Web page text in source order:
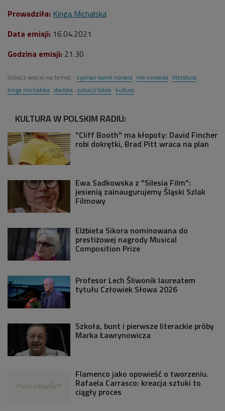
Prowadziła: Kinga Michalska
Data emisji: 16.04.2021
Godzina emisji: 21.30
Zobacz więcej na temat: cyprian kamil norwid rok norwida literatura
kinga michalska dwójka zobacz także kultura
KULTURA W POLSKIM RADIU:
"Cliff Booth" ma kłopoty: David Fincher
robi dokrętki, Brad Pitt wraca na plan
Ewa Sadkowska z "Silesia Film":
jesienią zainaugurujemy Śląski Szlak
Filmowy
Elżbieta Sikora nominowana do
prestiżowej nagrody Musical
Composition Prize
Profesor Lech Śliwonik laureatem
tytułu Człowiek Słowa 2026
Szkoła, bunt i pierwsze literackie próby
Marka Ławrynowicza
Flamenco jako opowieść o tworzeniu.
Rafaela Carrasco: kreacja sztuki to
ciągły proces